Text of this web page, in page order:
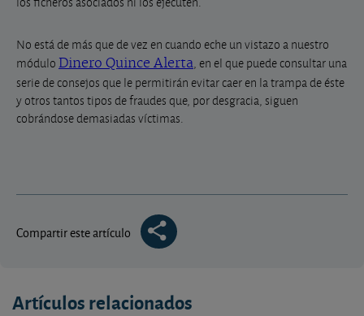
No está de más que de vez en cuando eche un vistazo a nuestro
módulo Dinero Quince Alerta, en el que puede consultar una
serie de consejos que le permitirán evitar caer en la trampa de éste
y otros tantos tipos de fraudes que, por desgracia, siguen
cobrándose demasiadas víctimas.
Compartir este artículo
Artículos relacionados